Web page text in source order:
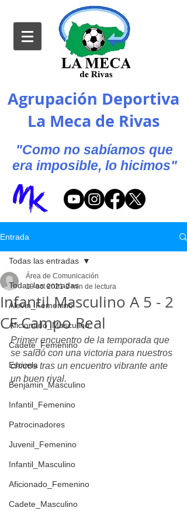
Agrupación Deportiva
La Meca de Rivas
"Como no sabíamos que
era imposible, lo hicimos"
Entrada
Todas las entradas
Alevin_Femenino
Aficionado_Masculino
Cadete_Femenino
Escuela
Benjamin_Masculino
Infantil_Femenino
Patrocinadores
Juvenil_Femenino
Infantil_Masculino
Aficionado_Femenino
Cadete_Masculino
Todas las entradas
Infantil Masculino A 5 - 2
CF Campo Real
Área de Comunicación
19 oct 2021 2 min de lectura
Primer encuentro de la temporada que
se saldó con una victoria para nuestros
chicos tras un encuentro vibrante ante
un buen rival.